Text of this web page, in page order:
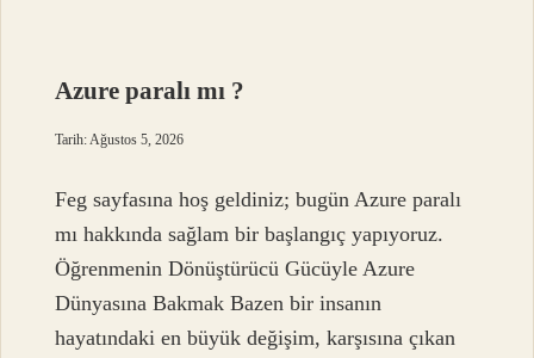
Azure paralı mı ?
Tarih: Ağustos 5, 2026
Feg sayfasına hoş geldiniz; bugün Azure paralı
mı hakkında sağlam bir başlangıç yapıyoruz.
Öğrenmenin Dönüştürücü Gücüyle Azure
Dünyasına Bakmak Bazen bir insanın
hayatındaki en büyük değişim, karşısına çıkan